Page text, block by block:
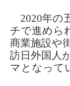
2020年の
チで進めら
商業施設や
訪日外国人
マとなって